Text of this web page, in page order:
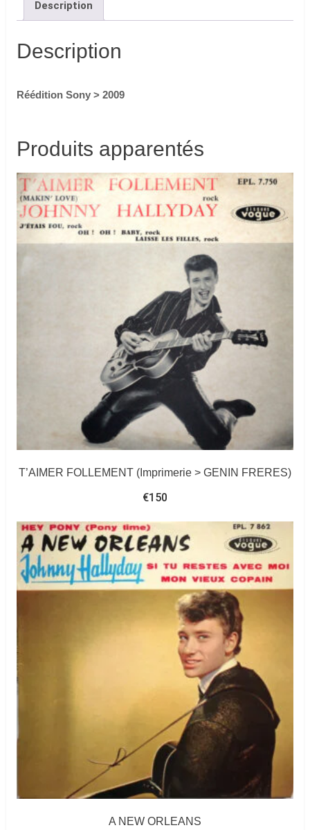
Description
Description
Réédition Sony > 2009
Produits apparentés
T’AIMER FOLLEMENT (Imprimerie > GENIN FRERES)
€150
A NEW ORLEANS